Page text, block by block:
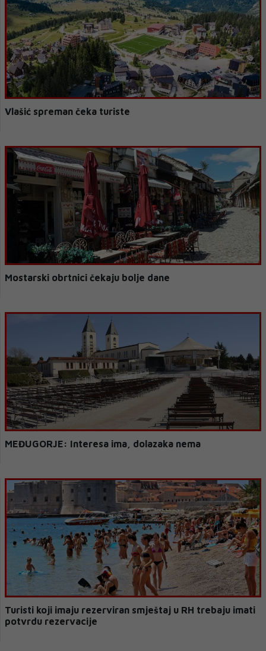
Vlašić spreman čeka turiste
Mostarski obrtnici čekaju bolje dane
MEĐUGORJE: Interesa ima, dolazaka nema
Turisti koji imaju rezerviran smještaj u RH trebaju imati
potvrdu rezervacije